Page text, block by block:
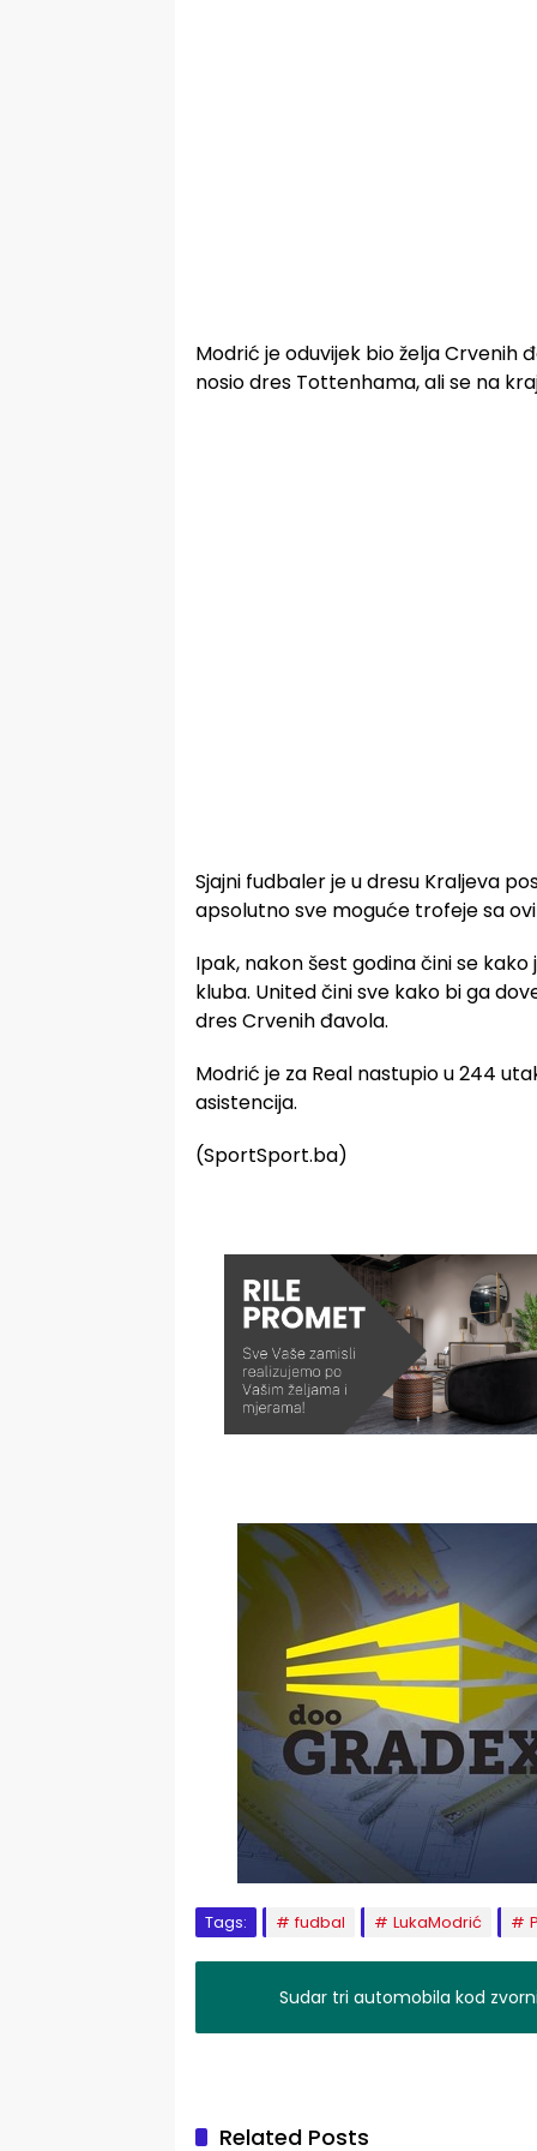
Modrić je oduvijek bio želja Crvenih
nosio dres Tottenhama, ali se na
Sjajni fudbaler je u dresu Kraljeva
apsolutno sve moguće trofeje sa
Ipak, nakon šest godina čini se
kluba. United čini sve kako bi ga
dres Crvenih đavola.
Modrić je za Real nastupio u 244
asistencija.
(SportSport.ba)
Tags: fudbal LukaModrić
Sudar tri automobila kod
Related Posts